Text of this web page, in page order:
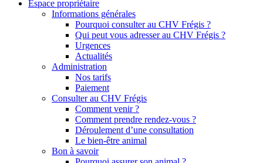
Espace propriétaire
Informations générales
Pourquoi consulter au CHV Frégis ?
Qui peut vous adresser au CHV Frégis ?
Urgences
Actualités
Administration
Nos tarifs
Paiement
Consulter au CHV Frégis
Comment venir ?
Comment prendre rendez-vous ?
Déroulement d’une consultation
Le bien-être animal
Bon à savoir